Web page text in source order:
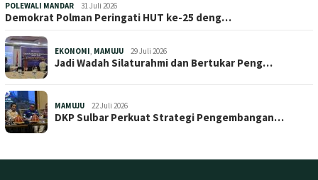
POLEWALI MANDAR 31 Juli 2026
Demokrat Polman Peringati HUT ke-25 deng…
EKONOMI, MAMUJU 29 Juli 2026
Jadi Wadah Silaturahmi dan Bertukar Peng…
MAMUJU 22 Juli 2026
DKP Sulbar Perkuat Strategi Pengembangan…